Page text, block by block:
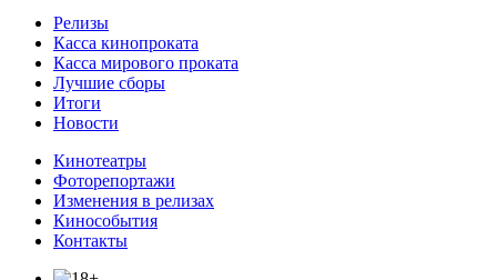
Релизы
Касса кинопроката
Касса мирового проката
Лучшие сборы
Итоги
Новости
Кинотеатры
Фоторепортажи
Изменения в релизах
Кинособытия
Контакты